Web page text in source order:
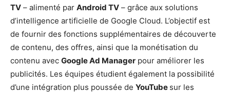
TV – alimenté par Android TV – grâce aux solutions
d’intelligence artificielle de Google Cloud. L’objectif est
de fournir des fonctions supplémentaires de découverte
de contenu, des offres, ainsi que la monétisation du
contenu avec Google Ad Manager pour améliorer les
publicités. Les équipes étudient également la possibilité
d’une intégration plus poussée de YouTube sur les